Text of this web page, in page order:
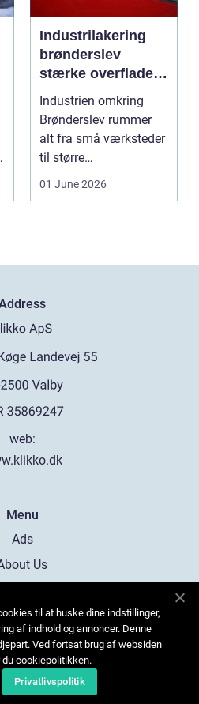
Industrilakering
brønderslev
stærke overflader
til industri og
erhverv
Industrien omkring
Brønderslev rummer
alt fra små værksteder
til større
produktionsvirksomhe
01 June 2026
web:
Menu
Ads
Us
Contacttil at huske dine indstillinger,
af indhold og annoncer. Denne
Ved fortsat brug af websiden
du cookiepolitikken.
Privatlivspolitik